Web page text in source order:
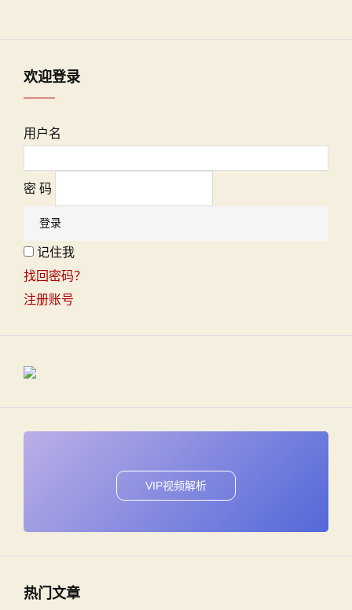
欢迎登录
用户名
密 码
记住我
找回密码？
注册账号
VIP视频解析
热门文章